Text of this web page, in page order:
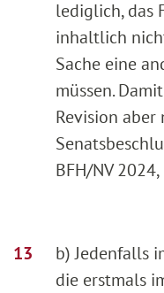
lediglich, das
inhaltlich
Sache eine
müssen.
Revision
BFH/NV
b) Jedenfalls
die erstmals